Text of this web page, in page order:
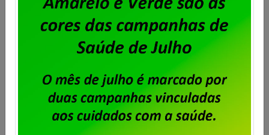
Dataprev: trabalhadores do RJ
aprovam proposta da PLR 2026